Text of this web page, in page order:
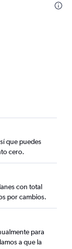
que puedes
cero.
con total
por cambios.
para
a que la